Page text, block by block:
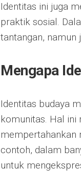
Identitas ini juga
praktik sosial.
tantangan, namun
Mengapa
Identitas budaya
komunitas. Hal ini
mempertahankan
contoh, dalam
untuk